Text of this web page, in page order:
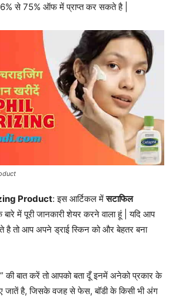
से 75% ऑफ में प्राप्त कर सकते है |
Product: इस आर्टिकल मेंसटाफिल
में पूरी जानकारी शेयर करने वाला हूं | यदि आप
है तो आप अपने ड्राई स्किन को और बेहतर बना
की बात करें तो आपको बता दूँ इनमें अनेको प्रकार के
जातें है, जिसके वजह से फेस, बॉडी के किसी भी अंग